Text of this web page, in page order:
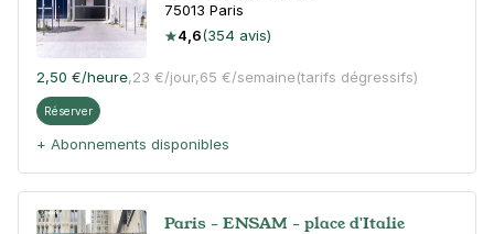
75013 Paris
4,6(354 avis)
2,50 €/heure,23 €/jour,65 €/semaine(tarifs dégressifs)
Réserver
+ Abonnements disponibles
Paris - ENSAM - place d'Italie